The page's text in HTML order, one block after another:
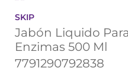
SKIP
Jabón Liquido
Enzimas 500 Ml
7791290792838